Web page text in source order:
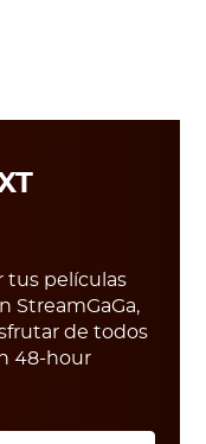
tus películas
StreamGaGa,
de todos
48-hour